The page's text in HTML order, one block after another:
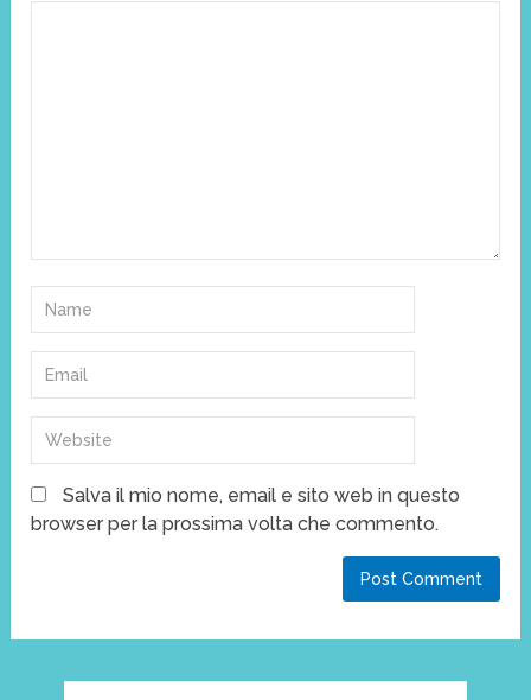
Salva il mio nome, email e sito web in questo
browser per la prossima volta che commento.